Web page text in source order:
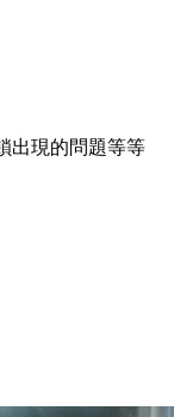
出現的問題等等